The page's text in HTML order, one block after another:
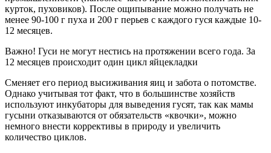
курток, пуховиков). После ощипывание можно получать не
менее 90-100 г пуха и 200 г перьев с каждого гуся каждые 10-
12 месяцев.
Важно! Гуси не могут нестись на протяжении всего года. За
12 месяцев происходит один цикл яйцекладки
Сменяет его период высиживания яиц и забота о потомстве.
Однако учитывая тот факт, что в большинстве хозяйств
используют инкубаторы для выведения гусят, так как мамы
гусыни отказываются от обязательств «квочки», можно
немного внести коррективы в природу и увеличить
количество циклов.